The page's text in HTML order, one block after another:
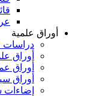
أوراق علمية
دراسات
أوراق
أوراق
أوراق
إضاءات